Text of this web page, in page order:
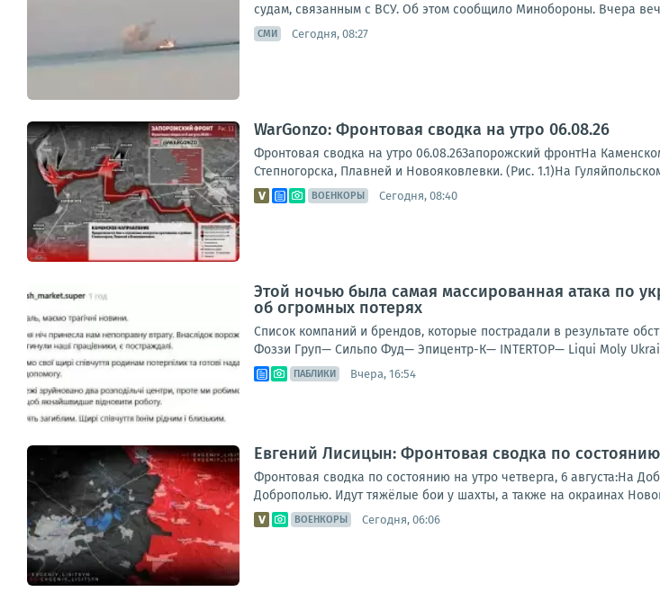
судам, связанным с ВСУ. Об этом сообщило Минобороны. Вчера
СМИ Сегодня, 08:27
WarGonzo: Фронтовая сводка на утро 06.08.26
Фронтовая сводка на утро 06.08.26Запорожский фронтНа
Степногорска, Плавней и Новояковлевки. (Рис. 1.1)На
ВОЕНКОРЫ Сегодня, 08:40
Этой ночью была самая массированная атака по
об огромных потерях
Список компаний и брендов, которые пострадали в результате
Фоззи Груп— Сильпо Фуд— Эпицентр-К— INTERTOP— Liqui Moly
ПАБЛИКИ Вчера, 16:54
Евгений Лисицын: Фронтовая сводка по состоянию
Фронтовая сводка по состоянию на утро четверга, 6 августа:На
Доброполью. Идут тяжёлые бои у шахты, а также на окраинах
ВОЕНКОРЫ Сегодня, 06:06